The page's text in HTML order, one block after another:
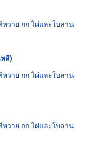
วาย กก ไผ่และใบลาน
ลี)
วาย กก ไผ่และใบลาน
วาย กก ไผ่และใบลาน